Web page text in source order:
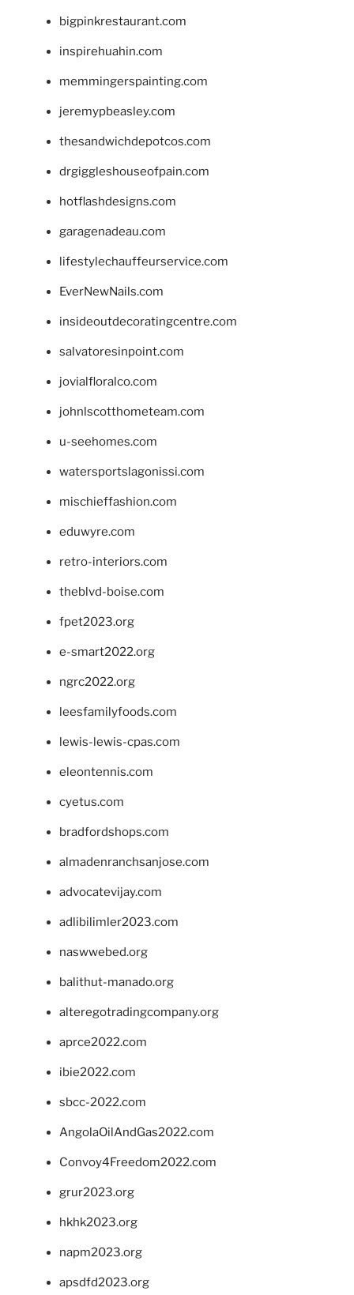
bigpinkrestaurant.com
inspirehuahin.com
memmingerspainting.com
jeremypbeasley.com
thesandwichdepotcos.com
drgiggleshouseofpain.com
hotflashdesigns.com
garagenadeau.com
lifestylechauffeurservice.com
EverNewNails.com
insideoutdecoratingcentre.com
salvatoresinpoint.com
jovialfloralco.com
johnlscotthometeam.com
u-seehomes.com
watersportslagonissi.com
mischieffashion.com
eduwyre.com
retro-interiors.com
theblvd-boise.com
fpet2023.org
e-smart2022.org
ngrc2022.org
leesfamilyfoods.com
lewis-lewis-cpas.com
eleontennis.com
cyetus.com
bradfordshops.com
almadenranchsanjose.com
advocatevijay.com
adlibilimler2023.com
naswwebed.org
balithut-manado.org
alteregotradingcompany.org
aprce2022.com
ibie2022.com
sbcc-2022.com
AngolaOilAndGas2022.com
Convoy4Freedom2022.com
grur2023.org
hkhk2023.org
napm2023.org
apsdfd2023.org